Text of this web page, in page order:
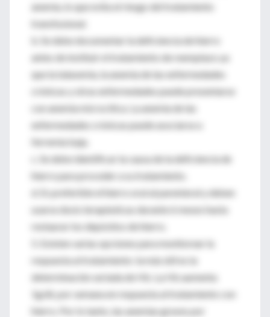
anemia, lo que evita el riesgo del tratamiento
transfusional.
b. Se debe documentar la deficiencia de hierro
antes de instituir el tratamiento de reemplazo ya
que la talasemia, la anemia de las enfermedades
crónicas y otras enfermedades puede presentarse
con anemia microcítica. La anemia de las
enfermedades crónicas puede asociarse a
ferremia baja.
c. Se debe identificar la causa de la deficiencia de
hierro para proceder a su tratamiento.
d. Es preferible el hierro oral al parenteral y deben
usarse dosis terapéuticas durante 6 meses hasta
restaurar los depósitos de hierro.
5. Existen varias opciones para monitorear la
respuesta al tratamiento: la más útil es la
determinación seriada de Hb. La Hb aumenta
1g/dL por semana en respuesta al tratamiento con
hierro. Por lo tanto, las anemias graves por